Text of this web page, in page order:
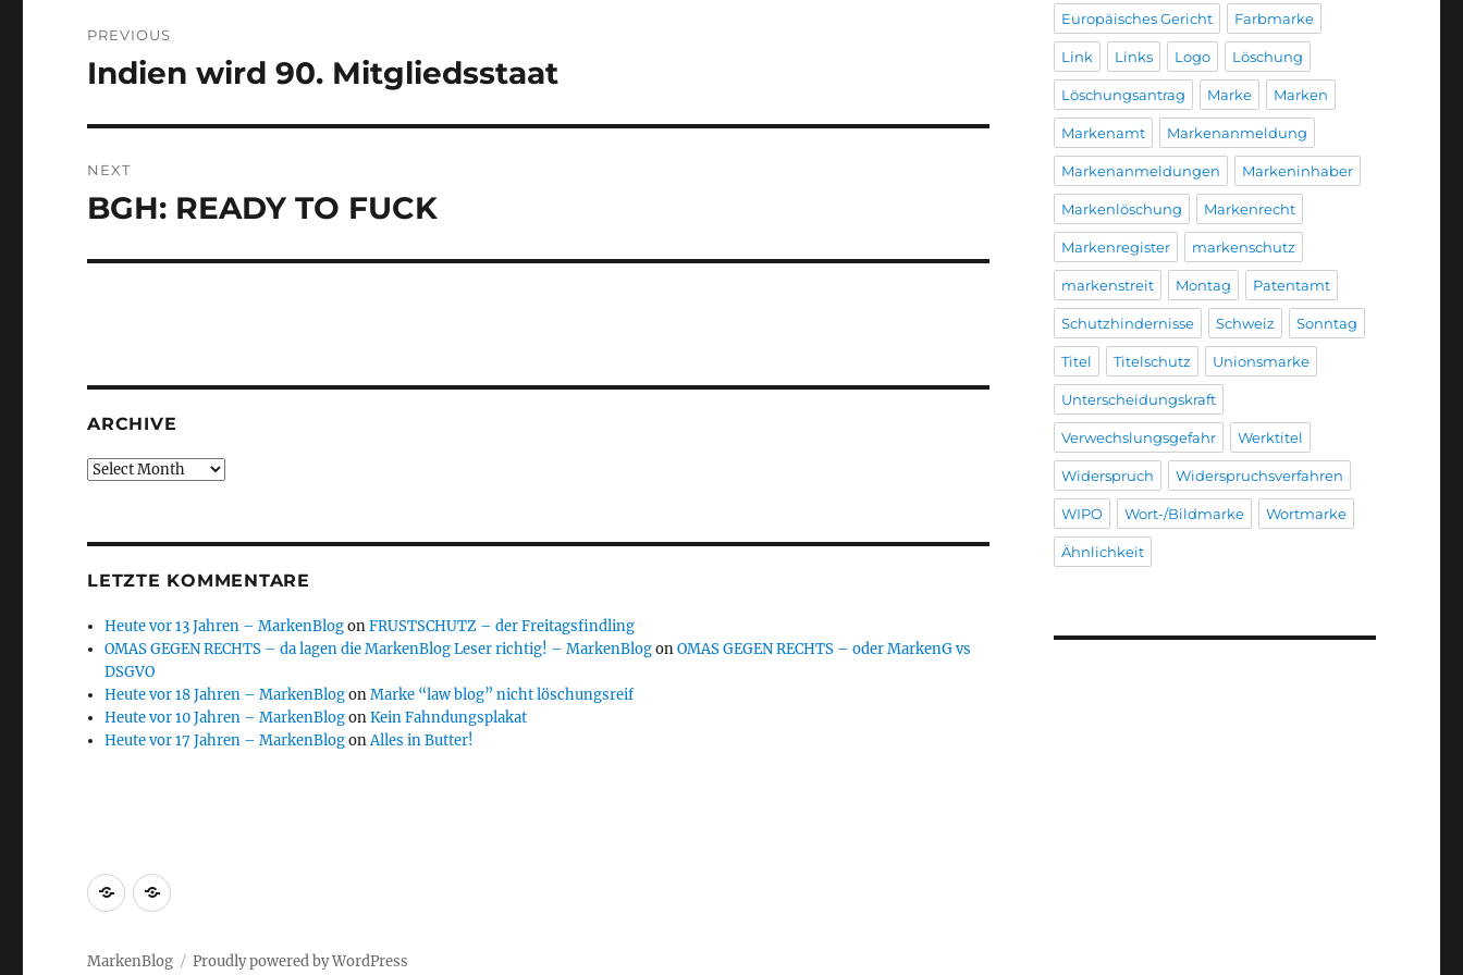
navigation
PREVIOUS
Previous
Indien wird 90. Mitgliedsstaat
NEXT
Next
BGH: READY TO FUCK
ARCHIVE
Archive
LETZTE KOMMENTARE
Heute vor 13 Jahren – MarkenBlogonFRUSTSCHUTZ – der Freitagsfindling
OMAS GEGEN RECHTS – da lagen die MarkenBlog Leser richtig! – MarkenBlogonOMAS GEGEN RECHTS – oder MarkenG vs
DSGVO
Heute vor 18 Jahren – MarkenBlogonMarke “law blog” nicht löschungsreif
Heute vor 10 Jahren – MarkenBlogonKein Fahndungsplakat
Heute vor 17 Jahren – MarkenBlogonAlles in Butter!
Europäisches Gericht Farbmarke
Link Links Logo Löschung
Löschungsantrag Marke Marken
Markenamt Markenanmeldung
Markenanmeldungen Markeninhaber
Markenlöschung Markenrecht
Markenregister markenschutz
markenstreit Montag Patentamt
Schutzhindernisse Schweiz Sonntag
Titel Titelschutz Unionsmarke
Unterscheidungskraft
Verwechslungsgefahr Werktitel
Widerspruch Widerspruchsverfahren
WIPO Wort-/Bildmarke Wortmarke
Ähnlichkeit
Markenrecherche
Gastbeiträge
MarkenBlog Proudly powered by WordPress